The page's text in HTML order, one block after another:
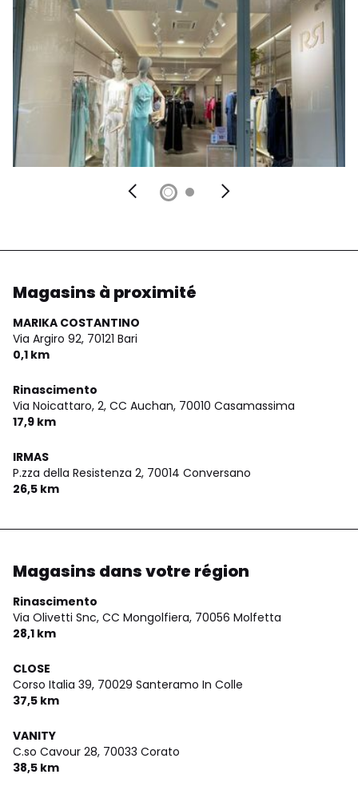
Magasins à proximité
MARIKA COSTANTINO
Via Argiro 92, 70121 Bari
0,1 km
Rinascimento
Via Noicattaro, 2, CC Auchan, 70010 Casamassima
17,9 km
IRMAS
P.zza della Resistenza 2, 70014 Conversano
26,5 km
Magasins dans votre région
Rinascimento
Via Olivetti Snc, CC Mongolfiera, 70056 Molfetta
28,1 km
CLOSE
Corso Italia 39, 70029 Santeramo In Colle
37,5 km
VANITY
C.so Cavour 28, 70033 Corato
38,5 km